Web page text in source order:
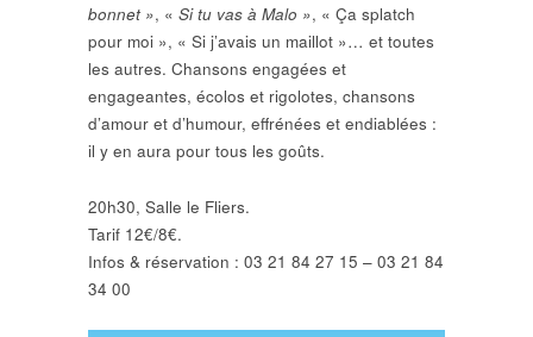
bonnet », « Si tu vas à Malo », « Ça splatch
pour moi », « Si j’avais un maillot »… et toutes
les autres. Chansons engagées et
engageantes, écolos et rigolotes, chansons
d’amour et d’humour, effrénées et endiablées :
il y en aura pour tous les goûts.
20h30, Salle le Fliers.
Tarif 12€/8€.
Infos & réservation : 03 21 84 27 15 – 03 21 84
34 00